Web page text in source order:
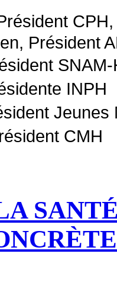
CPH,
Président
SNAM-
Jeunes
CMH